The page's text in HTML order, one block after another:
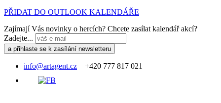
PŘIDAT DO OUTLOOK KALENDÁŘE
Zajímají Vás novinky o hercích? Chcete zasílat kalendář akcí?
Zadejte...
info@artagent.cz +420 777 817 021